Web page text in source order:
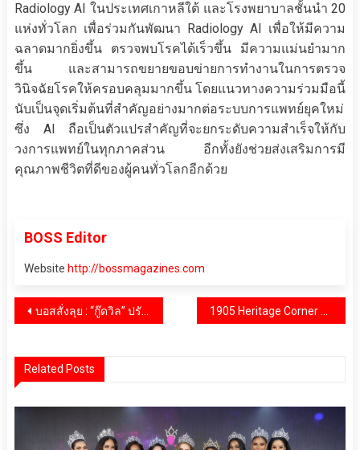
Radiology AI ในประเทศเกาหลีใต้ และโรงพยาบาลชั้นนำ 20
แห่งทั่วโลก เพื่อร่วมกันพัฒนา Radiology AI เพื่อให้มีความ
ฉลาดมากยิ่งขึ้น ตรวจพบโรคได้เร็วขึ้น มีความแม่นยำมาก
ขึ้น และสามารถขยายขอบข่ายการทำงานในการตรวจ
วินิจฉัยโรคให้ครอบคลุมมากขึ้น โดยแนวทางความร่วมมือนี้
นับเป็นจุดเริ่มต้นที่สำคัญอย่างมากต่อระบบการแพทย์ยุคใหม่
ซึ่ง AI ถือเป็นตัวแปรสำคัญที่จะยกระดับความสำเร็จให้กับ
วงการแพทย์ในทุกภาคส่วน อีกทั้งยังช่วยส่งเสริมการมี
คุณภาพชีวิตที่ดีของผู้คนทั่วโลกอีกด้วย
BOSS Editor
Website http://bossmagazines.com
แนะแนว
บอสสั่งลุย : “กู๊ดวิล” ปรับราคาสวนกระแส เคียงข้างร้านค้าส่ง ร้านค้าปลีก และผู้ประกอบการรายย่อย
Related Posts